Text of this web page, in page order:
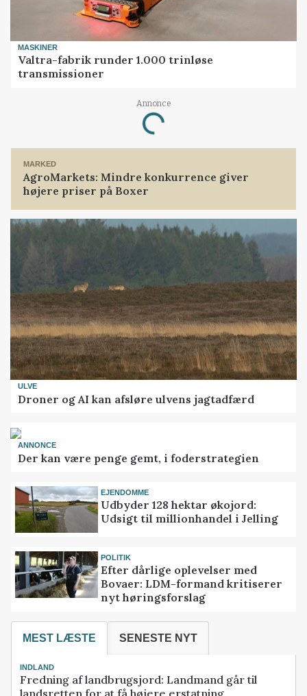
MASKINER
Valtra-fabrik runder 1.000 trinløse
transmissioner
Annonce
Loading...
MARKED
AgroMarkets: Mindre konkurrence giver
højere priser på Boxer
ULVE
Droner og AI kan afsløre ulvens jagtadfærd
ANNONCE
Der kan være penge gemt, i foderstrategien
EJENDOMME
Udbyder 128 hektar økojord:
Udsigt til millionhandel i Jelling
POLITIK
Efter dårlige oplevelser med
Bovaer: LDM-formand kritiserer
nyt høringsforslag
MEST LÆSTE SENESTE NYT
INDLAND
Fredning af landbrugsjord: Landmand går til